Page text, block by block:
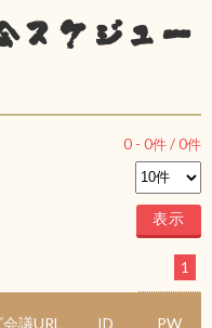
スケジュー
0 - 0件 /0件
1
議URL ID PW